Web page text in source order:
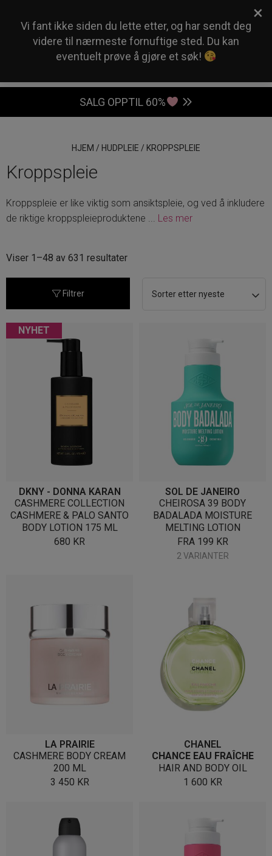
0
SALG OPPTIL 60%
HJEM / HUDPLEIE / KROPPSPLEIE
Kroppspleie
Kroppspleie er like viktig som ansiktspleie, og ved å inkludere
de riktige kroppspleieproduktene ... Les mer
Viser 1–48 av 631 resultaterSortert
nyeste
Filtrer
NYHET
DKNY - DONNA KARAN
CASHMERE COLLECTION
CASHMERE & PALO SANTO
BODY LOTION 175 ML
680 KR
SOL DE JANEIRO
CHEIROSA 39 BODY
BADALADA MOISTURE
MELTING LOTION
FRA 199 KR
2 VARIANTER
LA PRAIRIE
CASHMERE BODY CREAM
200 ML
3 450 KR
CHANEL
CHANCE EAU FRAÎCHE
HAIR AND BODY OIL
1 600 KR
×
Vi fant ikke siden du lette etter, og har sendt deg
videre til nærmeste fornuftige sted. Du kan
eventuelt prøve å gjøre et søk!